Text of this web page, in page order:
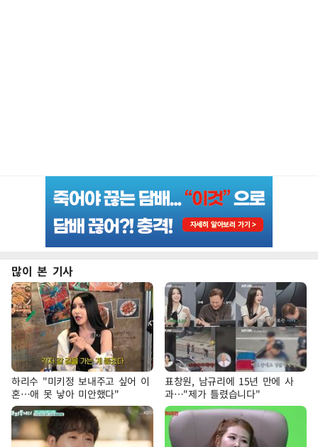
많이 본 기사
하리수 "미키정 보내주고 싶어 이
혼…애 못 낳아 미안했다"
표창원, 남규리에 15년 만에 사
과…"제가 틀렸습니다"